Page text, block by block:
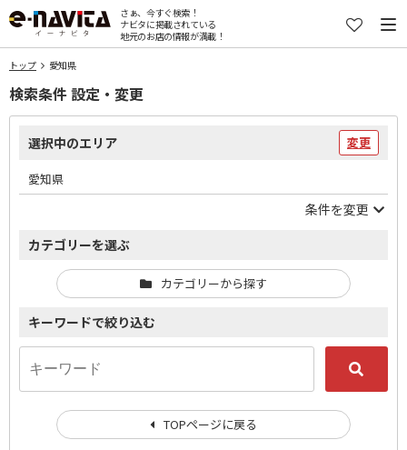
さぁ、今すぐ検索！
ナビタに掲載されている
地元のお店の情報が満載！
トップ 愛知県
検索条件 設定・変更
選択中のエリア 変更
愛知県
条件を変更
カテゴリーを選ぶ
カテゴリーから探す
キーワードで絞り込む
TOPページに戻る